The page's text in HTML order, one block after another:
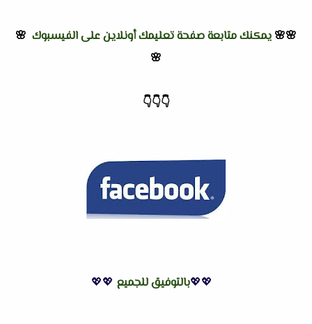
🌸🌸 يمكنك متابعة صفحة تعليمك أونلاين على الفيسبوك 🌸
🌸
👇
👇
👇
💖💖بالتوفيق للجميع 💖💖